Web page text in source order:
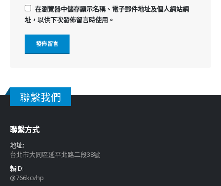
在瀏覽器中儲存顯示名稱、電子郵件地址及個人網站網
址，以供下次發佈留言時使用。
聯繫我們
聯繫方式
地址:
台北市大同區延平北路二段38號
賴ID:
@766kcvhp